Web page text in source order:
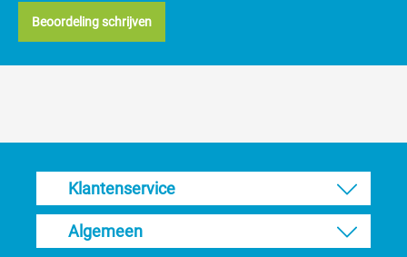
Beoordeling schrijven
Klantenservice
Algemeen